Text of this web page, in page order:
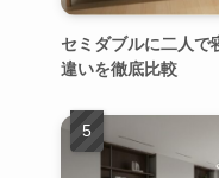
セミダブルに二人で
違いを徹底比較